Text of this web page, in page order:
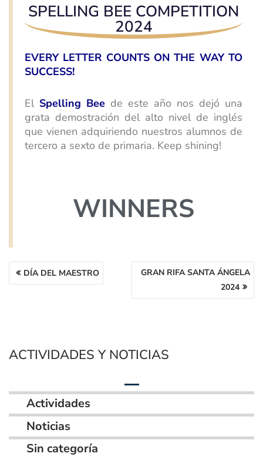
SPELLING BEE COMPETITION
2024
EVERY LETTER COUNTS ON THE WAY TO
SUCCESS!
El Spelling Bee de este año nos dejó una
grata demostración del alto nivel de inglés
que vienen adquiriendo nuestros alumnos de
tercero a sexto de primaria. Keep shining!
WINNERS
DÍA DEL MAESTRO
GRAN RIFA SANTA ÁNGELA
2024
ACTIVIDADES Y NOTICIAS
Actividades
Noticias
Sin categoría